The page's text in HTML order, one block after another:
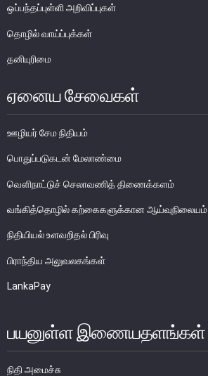
எக்ஸ்டர் அறிக்கை
நாணயக் கொள்கை
நிதியியல் முறைமை
பொதுநோக்கு
ஒப்பந்தப்புள்ளி அறிவிப்புகள்
தொழில் வாய்ப்புக்கள்
தனியுரிமை
ஏனைய சேவைகள்
ஊழியர் சேம நிதியம்
பொதுப்படுகடன் மேலாண்மை
வௌிநாட்டுச் செலாவணித் திணைக்களம்
வங்கித்தொழில் கற்கைகளுக்கான ஆய்வுநிலையம்
நிதியியல் உளவறிதல் பிரிவு
பிராந்திய அலுவலகங்கள்
LankaPay
பயனுள்ள இணையதளங்கள்
நிதி அமைச்சு